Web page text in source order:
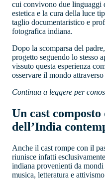
cui convivono due linguaggi
estetica e la cura della luce
taglio documentaristico e
fotografica indiana.
Dopo la scomparsa del
progetto seguendo lo stesso
vissuto questa esperienza
osservare il mondo
Continua a leggere per
Un cast
dell’India
Anche il cast rompe con il
riunisce infatti
indiana provenienti da
musica, letteratura e